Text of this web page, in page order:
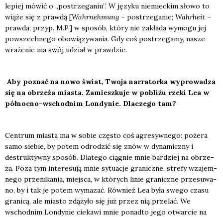
lepiej mówić o „postrze­ga­niu”. W języ­ku nie­miec­kim sło­wo to
wią­że się z praw­dą [Wahr­neh­mung – postrze­ga­nie; Wahr­he­it –
praw­da; przyp. M.P.] w spo­sób, któ­ry nie zakła­da wymo­gu jej
powszech­ne­go obo­wią­zy­wa­nia. Gdy coś postrze­ga­my, nasze
wra­że­nie ma swój udział w praw­dzie.
Aby poznać na nowo świat, Two­ja nar­ra­tor­ka wypro­wa­dza
się na obrze­ża mia­sta. Zamiesz­ku­je w pobli­żu rze­ki Lea w
pół­noc­no-wschod­nim Lon­dy­nie. Dla­cze­go tam?
Cen­trum mia­sta ma w sobie czę­sto coś agre­syw­ne­go: poże­ra
samo sie­bie, by potem odro­dzić się znów w dyna­micz­ny i
destruk­tyw­ny spo­sób. Dla­te­go cią­gnie mnie bar­dziej na obrze­
ża. Poza tym inte­re­su­ją mnie sytu­acje gra­nicz­ne, stre­fy wza­jem­
ne­go prze­ni­ka­nia, miej­sca, w któ­rych linie gra­nicz­ne prze­su­wa­
no, by i tak je potem wyma­zać. Rów­nież Lea była swe­go cza­su
gra­ni­cą, ale mia­sto zdą­ży­ło się już przez nią prze­lać. We
wschod­nim Lon­dy­nie cie­ka­wi mnie ponad­to jego otwar­cie na